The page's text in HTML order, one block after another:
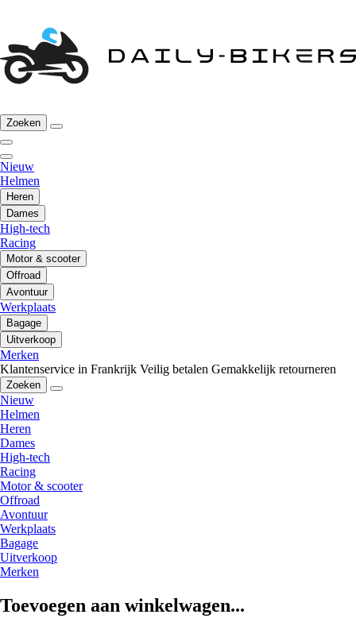
Zoeken
Nieuw
Helmen
Heren
Dames
High-tech
Racing
Motor & scooter
Offroad
Avontuur
Werkplaats
Bagage
Uitverkoop
Merken
Klantenservice in Frankrijk Veilig betalen Gemakkelijk retourneren
Zoeken
Nieuw
Helmen
Heren
Dames
High-tech
Racing
Motor & scooter
Offroad
Avontuur
Werkplaats
Bagage
Uitverkoop
Merken
Toevoegen aan winkelwagen...